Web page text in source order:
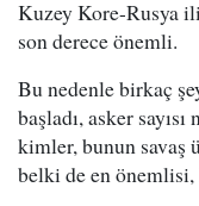
Kuzey Kore-Rusya
son derece önemli.
Bu nedenle birkaç
başladı, asker
kimler, bunun savaş
belki de en